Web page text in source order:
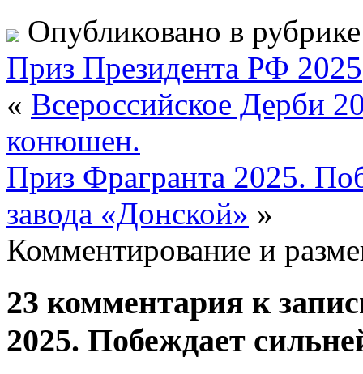
Опубликовано в
Приз Президента РФ 2025
« Всероссийское Дерби
конюшен.
Приз Фрагранта 2025.
завода «Донской» »
Комментирование и
23 комментария к
2025. Побеждает